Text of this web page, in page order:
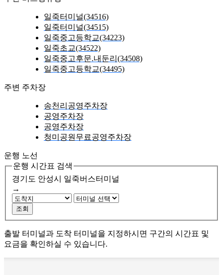
일죽터미널(34516)
일죽터미널(34515)
일죽중고등학교(34223)
일죽초교(34522)
일죽중고후문.내둔리(34508)
일죽중고등학교(34495)
주변 주차장
송천리공영주차장
공영주차장
공영주차장
청미공원무료공영주차장
운행 노선
운행 시간표 검색
경기도 안성시
일죽버스터미널
→
조회
출발 터미널과 도착 터미널을 지정하시면 구간의 시간표 및
요금을 확인하실 수 있습니다.